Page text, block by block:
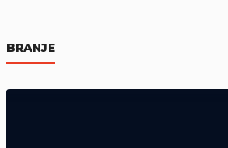
BRANJE
Danas je Sveti